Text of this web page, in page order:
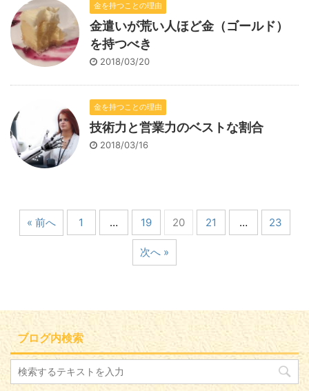
金を持つことの理由
金遣いが荒い人ほど金（ゴールド）
を持つべき
2018/03/20
金を持つことの理由
技術力と営業力のベストな割合
2018/03/16
« 前へ 1 … 19 20 21 … 23
次へ »
ブログ内検索